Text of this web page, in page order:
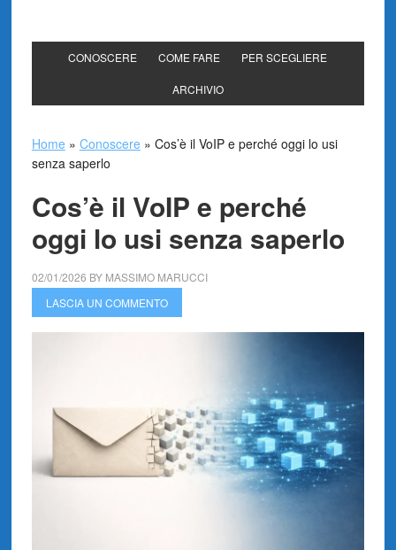
CONOSCERE COME FARE PER SCEGLIERE
ARCHIVIO
Home » Conoscere » Cos’è il VoIP e perché oggi lo usi
senza saperlo
Cos’è il VoIP e perché
oggi lo usi senza saperlo
02/01/2026 BY MASSIMO MARUCCI
LASCIA UN COMMENTO